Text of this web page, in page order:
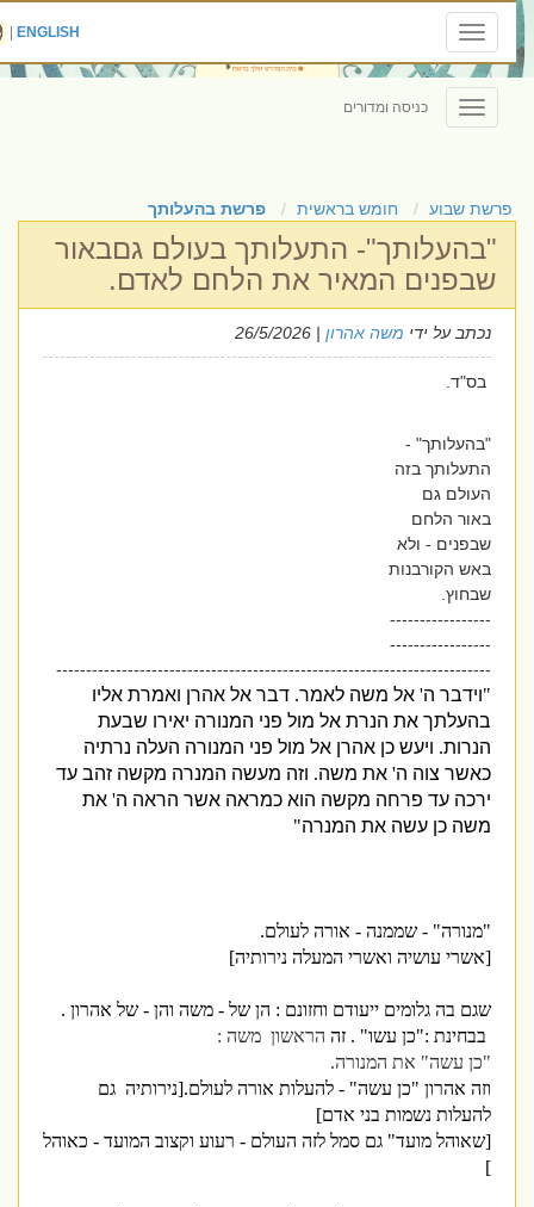
Toggle
navigation
ENGLISH
|
Toggle
navigation
כניסה ומדורים
פרשת שבוע חומש בראשית פרשת בהעלותך
"בהעלותך"- התעלותך בעולם גםבאור
שבפנים המאיר את הלחם לאדם.
נכתב על ידימשה אהרון| 26/5/2026
בס"ד.
"בהעלותך" -
התעלותך בזה
העולם גם
באור הלחם
שבפנים - ולא
באש הקורבנות
שבחוץ.
-----------------
-----------------
-------------------------------------------------------------------------
וידבר ה'אל משה לאמר.דבר אל אהרן ואמרת אליו
בהעלתך את הנרת אל מול פני המנורה יאירו שבעת
הנרות.ויעש כן אהרן אל מול פני המנורה העלה נרתיה
כאשר צוה ה 'את משה.וזה מעשה המנרה מקשה זהב עד
ירכה עד פרחה מקשה הוא כמראה אשר הראה ה 'את
משה כן עשה את המנרה"
"מנורה" - שממנה - אורה לעולם.
[אשרי עושיה ואשרי המעלה נירותיה]
שגם בה גלומים ייעודם וחזונם : הן של - משה והן - של אהרון .
בבחינת :"כן עשו" . זההראשון משה :
"כן עשה" את המנורה.
וזה אהרון "כן עשה" - להעלות אורה לעולם.[נירותיה גם
להעלות נשמות בני אדם]
[שאוהל מועד" גם סמל לזה העולם - רעוע וקצוב המועד - כאוהל